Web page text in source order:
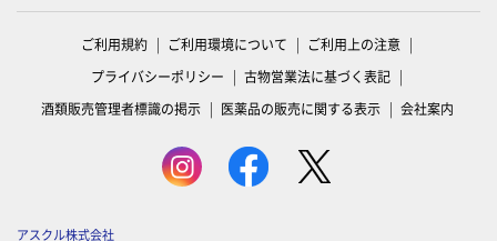
ご利用規約 ご利用環境について
ご利用上の注意
プライバシーポリシー
古物営業法に基づく表記
酒類販売管理者標識の掲示
医薬品の販売に関する表示 会社案内
アスクル株式会社